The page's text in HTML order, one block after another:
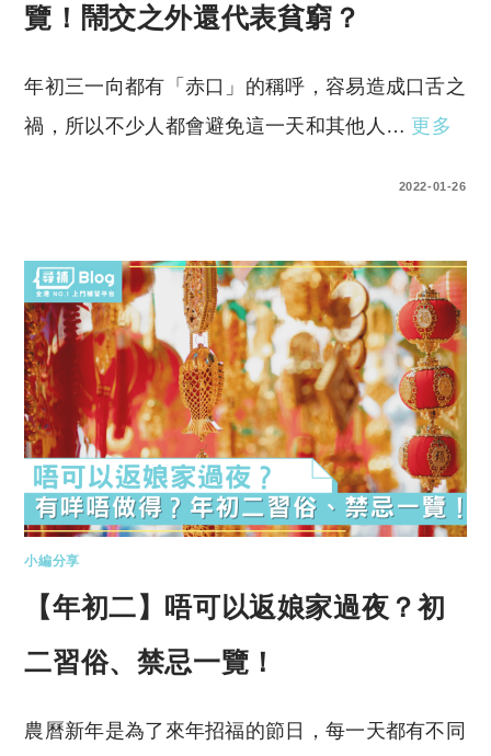
覽！鬧交之外還代表貧窮？
年初三一向都有「赤口」的稱呼，容易造成口舌之
禍，所以不少人都會避免這一天和其他人… 更多
2022-01-26
小編分享
【年初二】唔可以返娘家過夜？初
二習俗、禁忌一覽！
農曆新年是為了來年招福的節日，每一天都有不同